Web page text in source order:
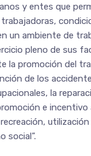
y entes que
un ambiente de
pleno de sus
la promoción del
de los
la
e incentivo
social”.